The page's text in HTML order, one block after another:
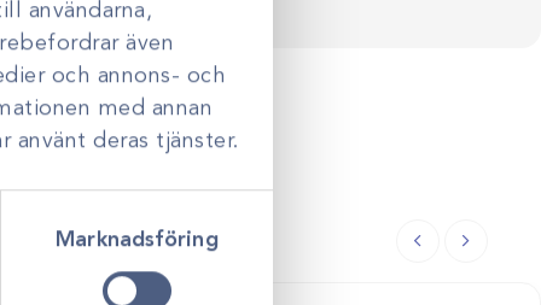
användarna,
även
och annons- och
med annan
deras tjänster.
Marknadsföring